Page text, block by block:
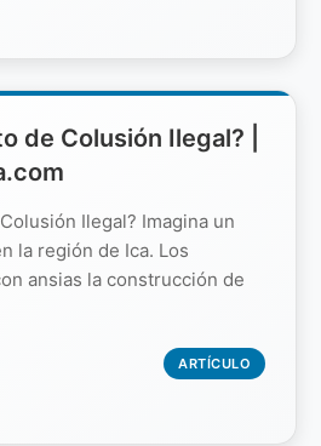
de Colusión Ilegal? |
Ilegal? Imagina un
la región de Ica. Los
ansias la construcción de
ARTÍCULO